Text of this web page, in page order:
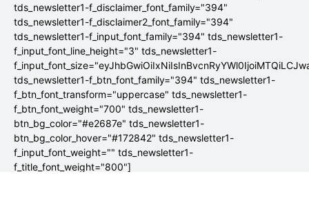
tds_newsletter1-f_disclaimer_font_family="394"
tds_newsletter1-f_disclaimer2_font_family="394"
tds_newsletter1-f_input_font_family="394" tds_newsletter1-
f_input_font_line_height="3" tds_newsletter1-
tds_newsletter1-f_btn_font_family="394" tds_newsletter1-
f_btn_font_transform="uppercase" tds_newsletter1-
f_btn_font_weight="700" tds_newsletter1-
btn_bg_color="#e2687e" tds_newsletter1-
btn_bg_color_hover="#172842" tds_newsletter1-
f_input_font_weight="" tds_newsletter1-
f_title_font_weight="800"]